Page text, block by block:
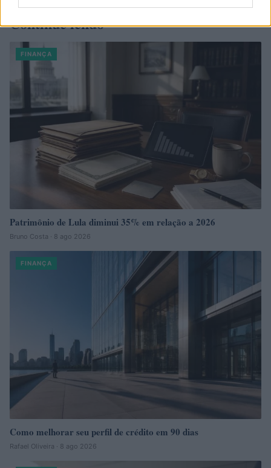
Continue lendo
FINANÇA
Patrimônio de Lula diminui 35% em relação a 2026
Bruno Costa · 8 ago 2026
FINANÇA
Como melhorar seu perfil de crédito em 90 dias
Rafael Oliveira · 8 ago 2026